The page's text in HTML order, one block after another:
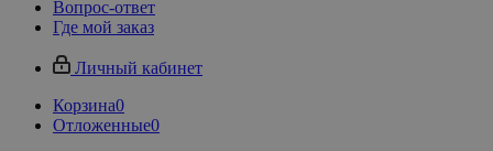
Вопрос-ответ
Где мой заказ
Личный кабинет
Корзина0
Отложенные0